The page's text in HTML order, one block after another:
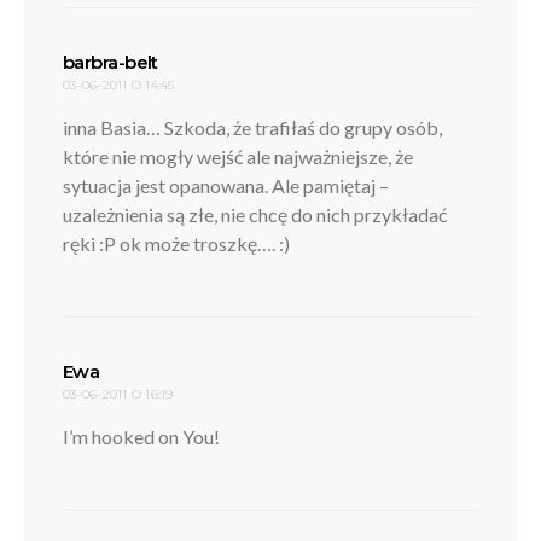
barbra-beltpisze:
03-06-2011 O 14:45
inna Basia… Szkoda, że trafiłaś do grupy osób,
które nie mogły wejść ale najważniejsze, że
sytuacja jest opanowana. Ale pamiętaj –
uzależnienia są złe, nie chcę do nich przykładać
ręki :P ok może troszkę…. :)
Ewa
03-06-2011 O 16:19
I’m hooked on You!